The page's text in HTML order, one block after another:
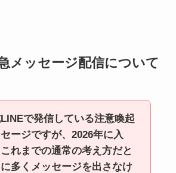
メッセージ配信について
で発信している注意喚起
ージですが、2026年に入
れまでの通常の考え方だと
多くメッセージを出さなけ